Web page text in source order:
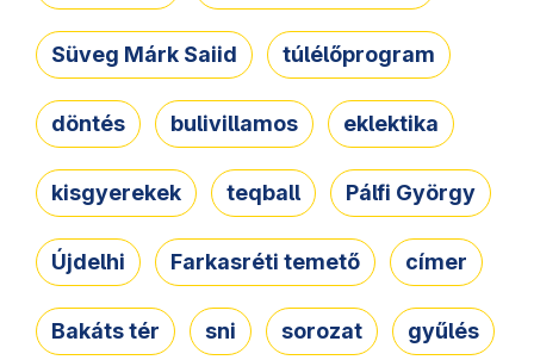
Süveg Márk Saiid túlélőprogram
döntés bulivillamos eklektika
kisgyerekek teqball Pálfi György
Újdelhi Farkasréti temető címer
Bakáts tér sni sorozat gyűlés